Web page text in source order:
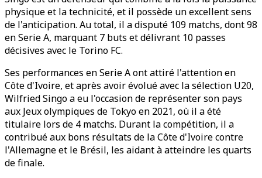
physique et la technicité, et il possède un excellent sens
de l'anticipation. Au total, il a disputé 109 matchs, dont 98
en Serie A, marquant 7 buts et délivrant 10 passes
décisives avec le Torino FC.
Ses performances en Serie A ont attiré l'attention en
Côte d'Ivoire, et après avoir évolué avec la sélection U20,
Wilfried Singo a eu l'occasion de représenter son pays
aux Jeux olympiques de Tokyo en 2021, où il a été
titulaire lors de 4 matchs. Durant la compétition, il a
contribué aux bons résultats de la Côte d'Ivoire contre
l'Allemagne et le Brésil, les aidant à atteindre les quarts
de finale.